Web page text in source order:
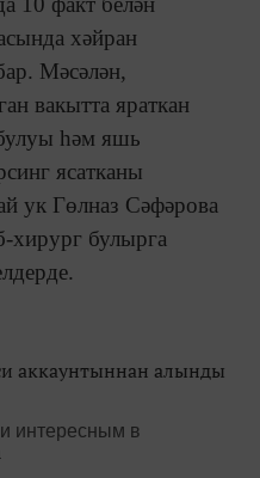
хәйран
Мәсәлән,
вакытта яраткан
һәм яшь
ясатканы
ук Гөлназ Сәфәрова
хирург булырга
аккаунтыннан алынды
интересным в